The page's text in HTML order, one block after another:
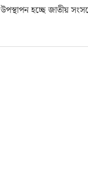
উপস্থাপন হচ্ছে জাতীয়